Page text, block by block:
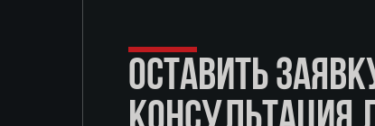
ОСТАВИТЬ
КОНСУЛЬТАЦИЯ